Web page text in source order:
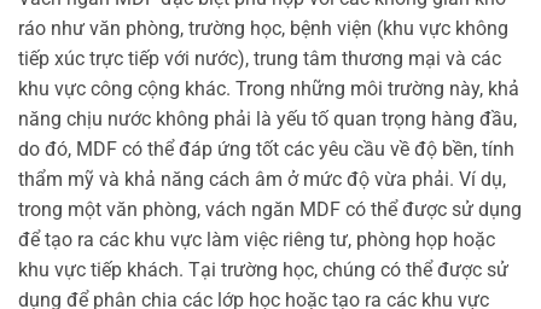
ráo như văn phòng, trường học, bệnh viện (khu vực không
tiếp xúc trực tiếp với nước), trung tâm thương mại và các
khu vực công cộng khác. Trong những môi trường này, khả
năng chịu nước không phải là yếu tố quan trọng hàng đầu,
do đó, MDF có thể đáp ứng tốt các yêu cầu về độ bền, tính
thẩm mỹ và khả năng cách âm ở mức độ vừa phải. Ví dụ,
trong một văn phòng, vách ngăn MDF có thể được sử dụng
để tạo ra các khu vực làm việc riêng tư, phòng họp hoặc
khu vực tiếp khách. Tại trường học, chúng có thể được sử
dụng để phân chia các lớp học hoặc tạo ra các khu vực